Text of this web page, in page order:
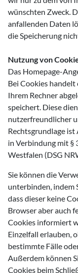
wünschten Zweck.
anfallenden Daten
die Speicherung
Nutzung von
Das Homepage-
Bei Cookies handelt
Ihrem Rechner
speichert. Diese
nutzerfreundlicher
Rechtsgrundlage ist
in Verbindung mit §
Westfalen (DSG
Sie können die
unterbinden, indem
dass dieser keine
Browser aber auch
Cookies informiert
Einzelfall erlauben,
bestimmte Fälle
Außerdem können
Cookies beim